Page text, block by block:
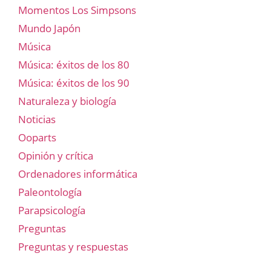
Momentos Los Simpsons
Mundo Japón
Música
Música: éxitos de los 80
Música: éxitos de los 90
Naturaleza y biología
Noticias
Ooparts
Opinión y crítica
Ordenadores informática
Paleontología
Parapsicología
Preguntas
Preguntas y respuestas